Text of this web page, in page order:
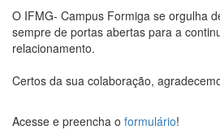
O IFMG- Campus Formiga se orgulha
sempre de portas abertas para a
relacionamento.
Certos da sua colaboração,
Acesse e preencha o formulário!